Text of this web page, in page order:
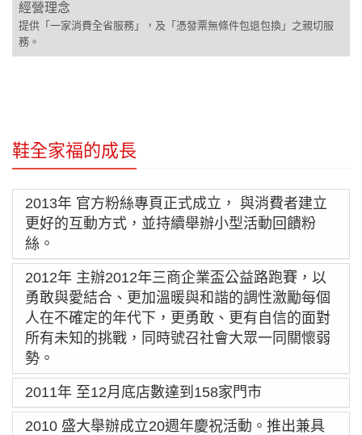
經營理念
提供「一家消費全省服務」，及「憑發票無條件包退包換」之親切服
務。
鞋全家福的成長
2013年 官方粉絲專頁正式成立， 與消費者建立
更好的互動方式，並持續舉辦小型活動回饋粉
絲。
2012年 主辦2012年三商企業盃公益路跑賽，以
勇敢與愛結合、更加溫暖與和諧的調性激勵每個
人在不確定的年代下，更勇敢、更有自信的面對
所有未知的挑戰，同時號召社會大眾一同關懷弱
勢。
2011年 至12月底店數達到158家門市
2010 盛大舉辦成立20週年慶祝活動。推出兼具